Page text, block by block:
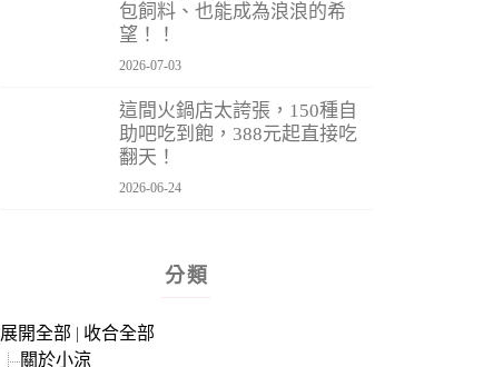
包飼料、也能成為浪浪的希
望！！
2026-07-03
這間火鍋店太誇張，150種自
助吧吃到飽，388元起直接吃
翻天！
2026-06-24
分類
展開全部 | 收合全部
關於小涼